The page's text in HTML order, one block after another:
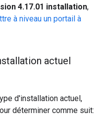
4.17.01 installation,
à niveau un portail à
actuel
d'installation actuel,
déterminer comme suit: